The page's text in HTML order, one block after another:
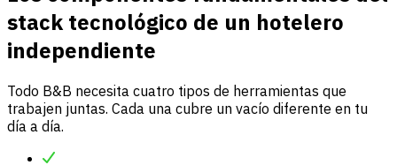
stack tecnológico de un hotelero
independiente
Todo B&B necesita cuatro tipos de herramientas que
trabajen juntas. Cada una cubre un vacío diferente en tu
día a día.